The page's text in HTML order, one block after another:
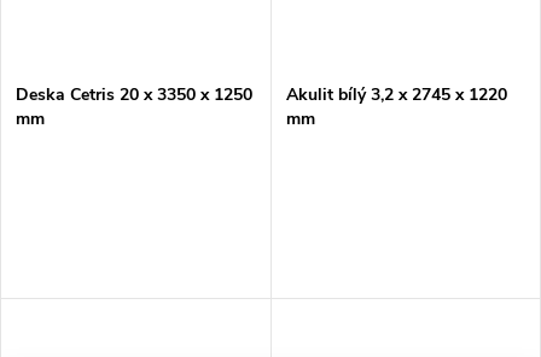
Deska Cetris 20 x 3350 x 1250
mm
Akulit bílý 3,2 x 2745 x 1220
mm